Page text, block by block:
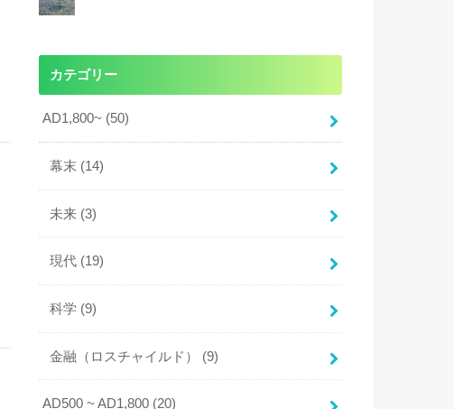
カテゴリー
AD1,800~ (50)
幕末 (14)
未来 (3)
現代 (19)
科学 (9)
金融（ロスチャイルド） (9)
AD500 ~ AD1,800 (20)